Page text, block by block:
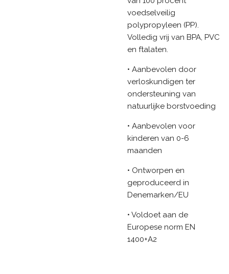
voedselveilig
polypropyleen (PP).
Volledig vrij van BPA, PVC
en ftalaten.
• Aanbevolen door
verloskundigen ter
ondersteuning van
natuurlijke borstvoeding
• Aanbevolen voor
kinderen van 0-6
maanden
• Ontworpen en
geproduceerd in
Denemarken/EU
• Voldoet aan de
Europese norm EN
1400+A2